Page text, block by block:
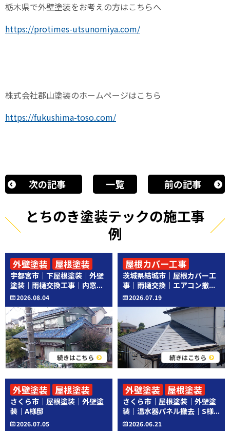
栃木県で外壁塗装をお考えの方はこちらへ
https://protimes-utsunomiya.com/
株式会社郡山塗装のホームページはこちら
https://fukushima-toso.com/
次の記事 一覧 前の記事
とちのき塗装テックの施工事
例
宇都宮市｜下屋根塗装｜外壁
塗装｜雨樋交換工事｜内窓...
2026.08.04
続きはこちら
外壁塗装
屋根塗装
その他工事
茨城県結城市｜屋根カバー工
事｜雨樋交換｜エアコン撤...
2026.07.19
続きはこちら
屋根カバー工事
その他工事
さくら市｜屋根塗装｜外壁塗
装｜A様邸
2026.07.05
外壁塗装 屋根塗装
さくら市｜屋根塗装｜外壁塗
装｜温水器パネル撤去｜S様...
2026.06.21
外壁塗装
屋根塗装
その他工事